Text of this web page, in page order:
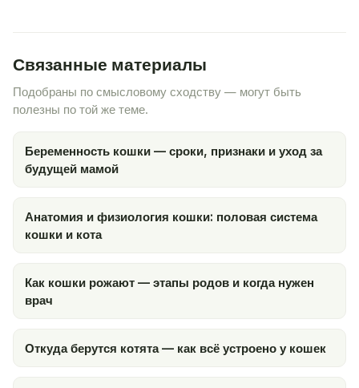
Связанные материалы
Подобраны по смысловому сходству — могут быть
полезны по той же теме.
Беременность кошки — сроки, признаки и уход за
будущей мамой
Анатомия и физиология кошки: половая система
кошки и кота
Как кошки рожают — этапы родов и когда нужен
врач
Откуда берутся котята — как всё устроено у кошек